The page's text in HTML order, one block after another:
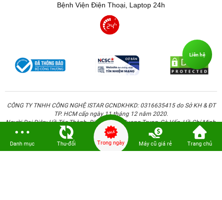
Bệnh Viện Điện Thoại, Laptop 24h
CÔNG TY TNHH CÔNG NGHỆ ISTAR GCNDKHKD: 0316635415 do Sở KH & ĐT
TP. HCM cấp ngày 11 tháng 12 năm 2020.
Người Đại Diện: Hồ Tác Thành. Địa chỉ: 389 Quang Trung, Gò Vấp, Hồ Chí Minh.
Danh mục Thu-đổi Trong ngày Máy cũ giá rẻ Trang chủ
Liên hệ